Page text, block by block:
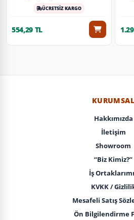
ÜCRETSİZ KARGO
554,29 TL
KURUMSAL
Hakkımızda
İletişim
Showroom
“Biz Kimiz?”
İş
KVKK /
Mesafeli Satış
Ön Bilgilendirme